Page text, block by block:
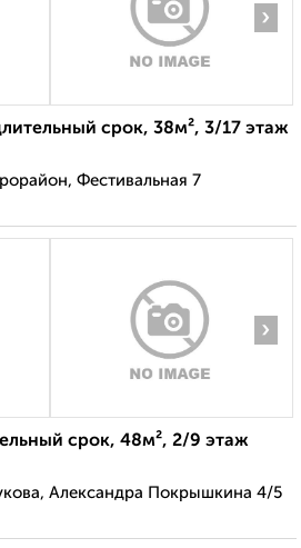
›
срок, 38м², 3/17 этаж
Фестивальная 7
›
срок, 48м², 2/9 этаж
Александра Покрышкина 4/5